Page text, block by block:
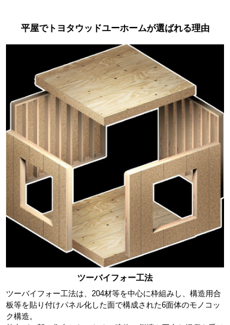
平屋でトヨタウッドユーホームが選ばれる理由
ツーバイフォー工法
ツーバイフォー工法は、204材等を中心に枠組みし、構造用合
板等を貼り付けパネル化した面で構成された6面体のモノコッ
ク構造。